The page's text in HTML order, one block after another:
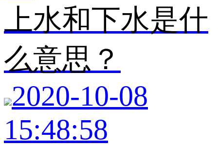
上水和下水是什
么意思？
2020-10-08
15:48:58